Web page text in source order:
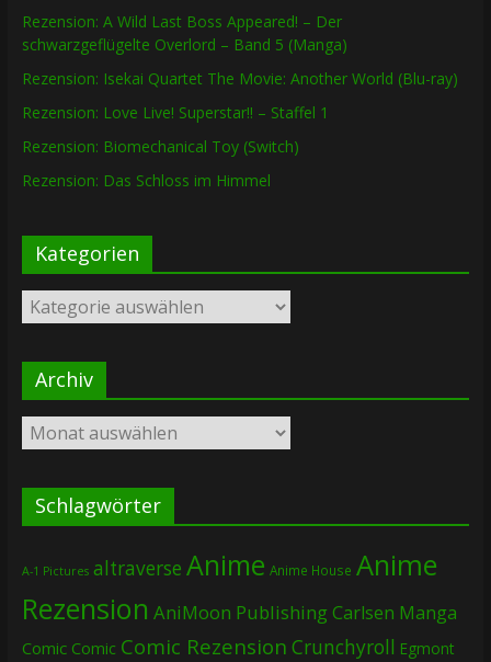
Rezension: A Wild Last Boss Appeared! – Der
schwarzgeflügelte Overlord – Band 5 (Manga)
Rezension: Isekai Quartet The Movie: Another World (Blu-ray)
Rezension: Love Live! Superstar!! – Staffel 1
Rezension: Biomechanical Toy (Switch)
Rezension: Das Schloss im Himmel
Kategorien
Kategorien
Archiv
Archiv
Schlagwörter
A-1 Pictures altraverse Anime Anime House Anime
Rezension AniMoon PublishingCarlsen Manga
Comic Comic Comic Rezension Crunchyroll Egmont